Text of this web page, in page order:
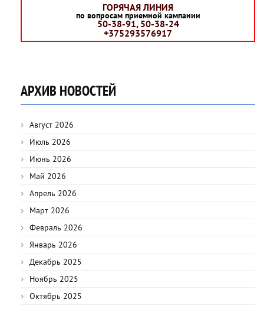
ГОРЯЧАЯ ЛИНИЯ
по вопросам приемной кампании
50-38-91, 50-38-24
+375293576917
АРХИВ НОВОСТЕЙ
Август 2026
Июль 2026
Июнь 2026
Май 2026
Апрель 2026
Март 2026
Февраль 2026
Январь 2026
Декабрь 2025
Ноябрь 2025
Октябрь 2025